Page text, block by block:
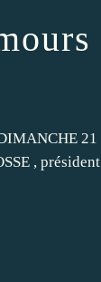
21
, président